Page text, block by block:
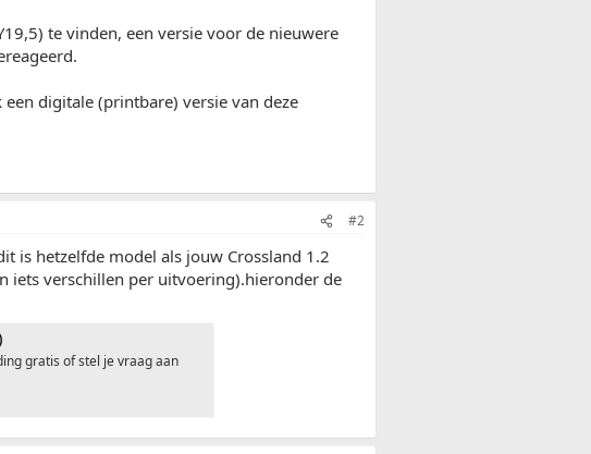
te vinden, een versie voor de nieuwere
digitale (printbare) versie van deze
#2
is hetzelfde model als jouw Crossland 1.2
iets verschillen per uitvoering).hieronder de
gratis of stel je vraag aan